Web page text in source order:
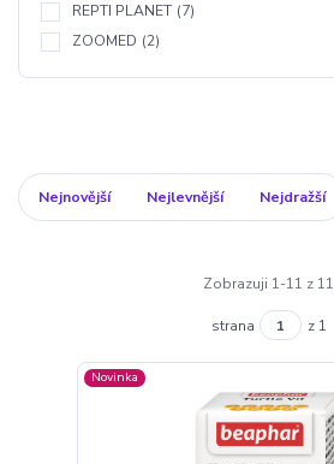
REPTI PLANET (7)
ZOOMED (2)
Nejnovější Nejlevnější Nejdražší
Zobrazuji 1-11 z 11
strana z 1
Novinka